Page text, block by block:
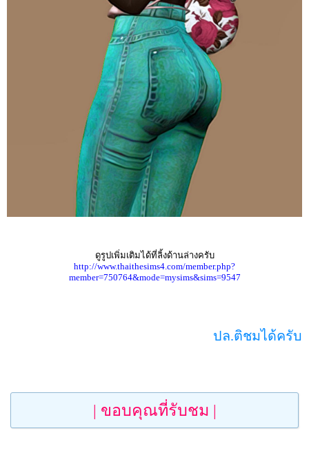
ดูรูปเพิ่มเติมได้ที่ลิ้งด้านล่างครับ
http://www.thaithesims4.com/member.php?
member=750764&mode=mysims&sims=9547
ปล.ติชมได้ครับ
| ขอบคุณที่รับชม |